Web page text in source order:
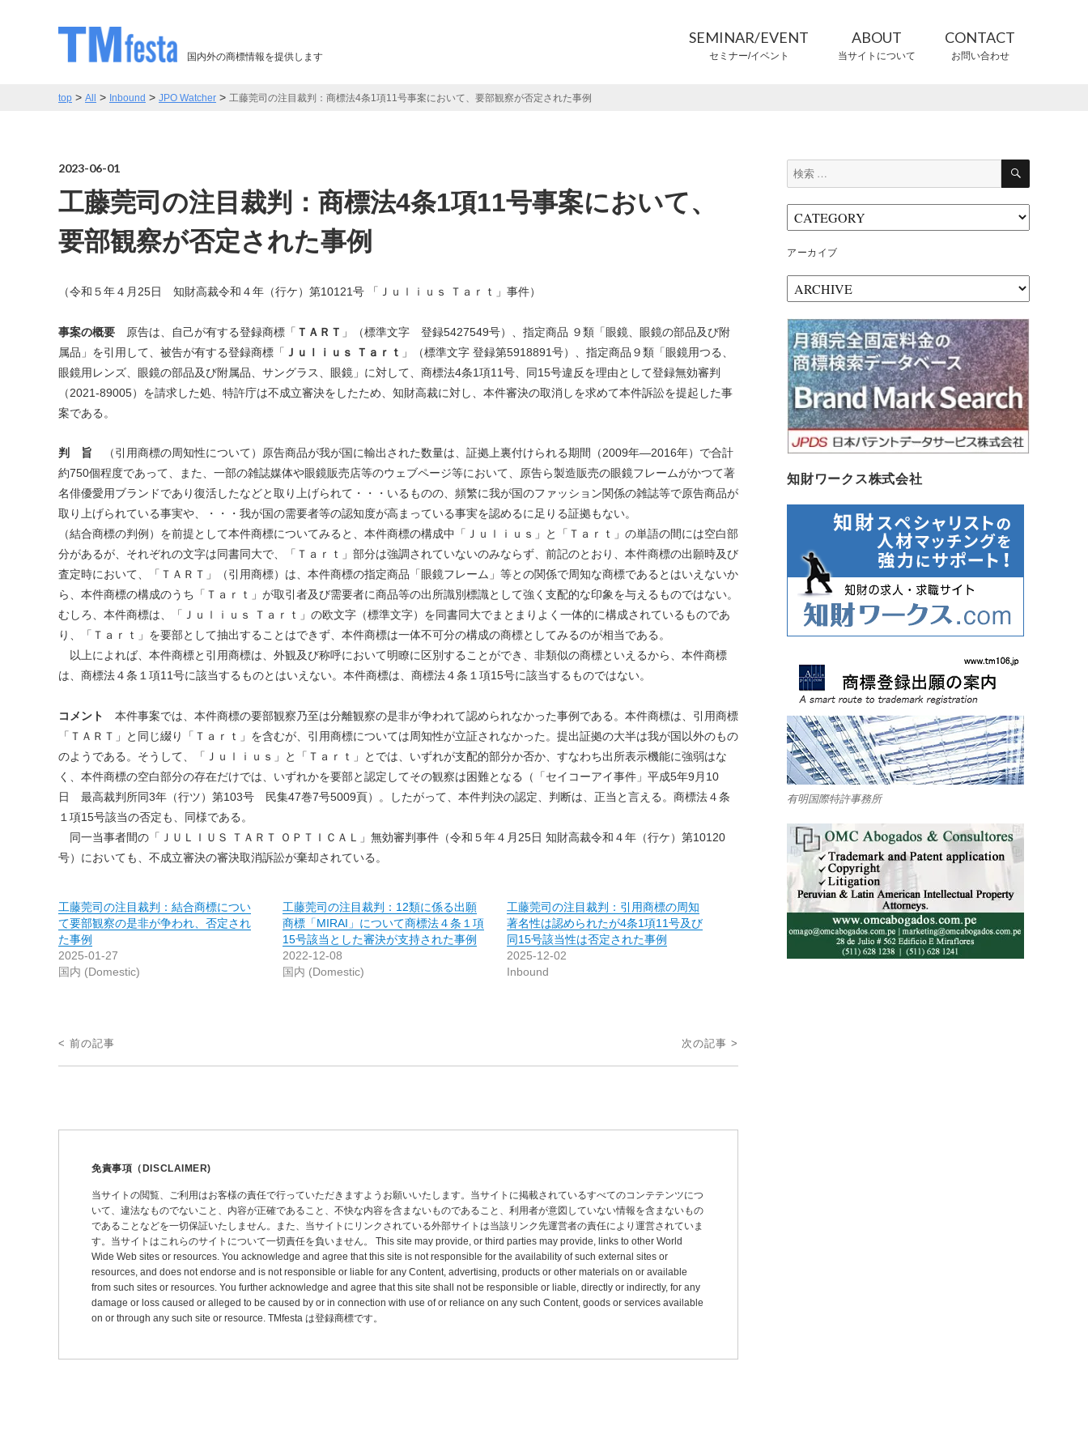
国内外の商標情報を提供します
SEMINAR/EVENT
セミナー/イベント
ABOUT
当サイトについて
CONTACT
お問い合わせ
top > All > Inbound > JPO Watcher > 工藤莞司の注目裁判：商標法4条1項11号事案において、要部観察が否定された事例
2023-06-01
工藤莞司の注目裁判：商標法4条1項11号事案において、
要部観察が否定された事例
（令和５年４月25日 知財高裁令和４年（行ケ）第10121号 「Ｊｕｌｉｕｓ Ｔａｒｔ」事件）
事案の概要 原告は、自己が有する登録商標「 ＴＡＲＴ 」（標準文字 登録5427549号）、指定商品 ９類「眼鏡、眼鏡の部品及び附
属品」を引用して、被告が有する登録商標「 Ｊｕｌｉｕｓ Ｔａｒｔ 」（標準文字 登録第5918891号）、指定商品９類「眼鏡用つる、
眼鏡用レンズ、眼鏡の部品及び附属品、サングラス、眼鏡」に対して、商標法4条1項11号、同15号違反を理由として登録無効審判
（2021-89005）を請求した処、特許庁は不成立審決をしたため、知財高裁に対し、本件審決の取消しを求めて本件訴訟を提起した事
案である。
判 旨 （引用商標の周知性について）原告商品が我が国に輸出された数量は、証拠上裏付けられる期間（2009年―2016年）で合計
約750個程度であって、また、一部の雑誌媒体や眼鏡販売店等のウェブページ等において、原告ら製造販売の眼鏡フレームがかつて著
名俳優愛用ブランドであり復活したなどと取り上げられて・・・いるものの、頻繁に我が国のファッション関係の雑誌等で原告商品が
取り上げられている事実や、・・・我が国の需要者等の認知度が高まっている事実を認めるに足りる証拠もない。
（結合商標の判例）を前提として本件商標についてみると、本件商標の構成中「Ｊｕｌｉｕｓ」と「Ｔａｒｔ」の単語の間には空白部
分があるが、それぞれの文字は同書同大で、「Ｔａｒｔ」部分は強調されていないのみならず、前記のとおり、本件商標の出願時及び
査定時において、「ＴＡＲＴ」（引用商標）は、本件商標の指定商品「眼鏡フレーム」等との関係で周知な商標であるとはいえないか
ら、本件商標の構成のうち「Ｔａｒｔ」が取引者及び需要者に商品等の出所識別標識として強く支配的な印象を与えるものではない。
むしろ、本件商標は、「Ｊｕｌｉｕｓ Ｔａｒｔ」の欧文字（標準文字）を同書同大でまとまりよく一体的に構成されているものであ
り、「Ｔａｒｔ」を要部として抽出することはできず、本件商標は一体不可分の構成の商標としてみるのが相当である。
以上によれば、本件商標と引用商標は、外観及び称呼において明瞭に区別することができ、非類似の商標といえるから、本件商標
は、商標法４条１項11号に該当するものとはいえない。本件商標は、商標法４条１項15号に該当するものではない。
コメント
本件事案では、本件商標の要部観察乃至は分離観察の是非が争われて認められなかった事例である。本件商標は、引用商標
「ＴＡＲＴ」と同じ綴り「Ｔａｒｔ」を含むが、引用商標については周知性が立証されなかった。提出証拠の大半は我が国以外のもの
のようである。そうして、「Ｊｕｌｉｕｓ」と「Ｔａｒｔ」とでは、いずれが支配的部分か否か、すなわち出所表示機能に強弱はな
く、本件商標の空白部分の存在だけでは、いずれかを要部と認定してその観察は困難となる（「セイコーアイ事件」平成5年9月10
日 最高裁判所同3年（行ツ）第103号 民集47巻7号5009頁）。したがって、本件判決の認定、判断は、正当と言える。商標法４条
１項15号該当の否定も、同様である。
同一当事者間の「ＪＵＬＩＵＳ ＴＡＲＴ ＯＰＴＩＣＡＬ」無効審判事件（令和５年４月25日 知財高裁令和４年（行ケ）第10120
号）においても、不成立審決の審決取消訴訟が棄却されている。
工藤莞司の注目裁判：結合商標につい
て要部観察の是非が争われ、否定され
た事例
2025-01-27
国内 (Domestic)
工藤莞司の注目裁判：12類に係る出願
商標「MIRAI」について商標法４条１項
15号該当とした審決が支持された事例
2022-12-08
国内 (Domestic)
工藤莞司の注目裁判：引用商標の周知
著名性は認められたが4条1項11号及び
同15号該当性は否定された事例
2025-12-02
Inbound
投
稿
< 前の記事 次の記事 >
免責事項（DISCLAIMER)
当サイトの閲覧、ご利用はお客様の責任で行っていただきますようお願いいたします。当サイトに掲載されているすべてのコンテテンツにつ
いて、違法なものでないこと、内容が正確であること、不快な内容を含まないものであること、利用者が意図していない情報を含まないもの
であることなどを一切保証いたしません。また、当サイトにリンクされている外部サイトは当該リンク先運営者の責任により運営されていま
す。当サイトはこれらのサイトについて一切責任を負いません。 This site may provide, or third parties may provide, links to other World
Wide Web sites or resources. You acknowledge and agree that this site is not responsible for the availability of such external sites or
resources, and does not endorse and is not responsible or liable for any Content, advertising, products or other materials on or available
from such sites or resources. You further acknowledge and agree that this site shall not be responsible or liable, directly or indirectly, for any
damage or loss caused or alleged to be caused by or in connection with use of or reliance on any such Content, goods or services available
on or through any such site or resource. TMfesta は登録商標です。
検
索:
検
アーカイブ
ー
カ
イ
ブ
知財ワークス株式会社
有明国際特許事務所